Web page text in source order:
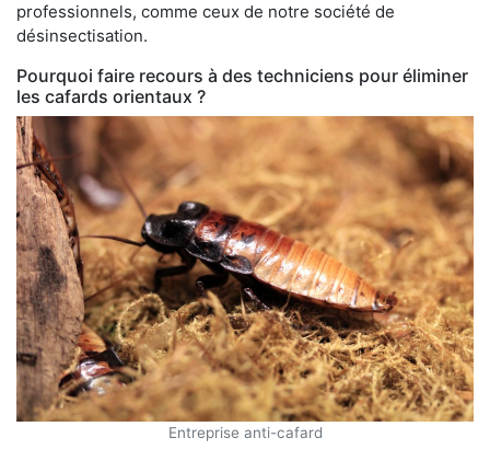
professionnels, comme ceux de notre société de
désinsectisation.
Pourquoi faire recours à des techniciens pour éliminer
les cafards orientaux ?
Entreprise anti-cafard